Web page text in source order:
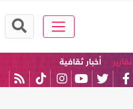
تقارير أخبار ثقافية